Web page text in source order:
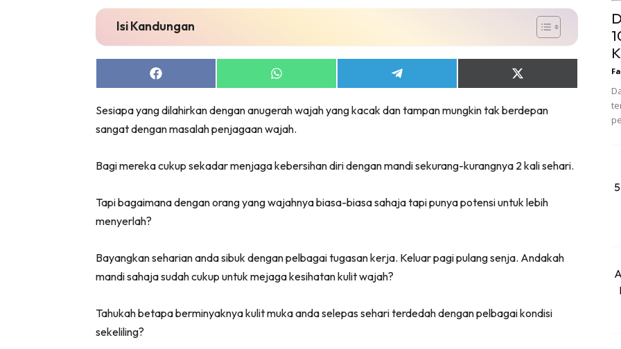
Isi Kandungan
Share
on
Share
on
Share
on
Share
on
(Twitter)
Sesiapa yang dilahirkan dengan anugerah wajah yang kacak dan tampan mungkin tak berdepan
sangat dengan masalah penjagaan wajah.
Bagi mereka cukup sekadar menjaga kebersihan diri dengan mandi sekurang-kurangnya 2 kali sehari.
Tapi bagaimana dengan orang yang wajahnya biasa-biasa sahaja tapi punya potensi untuk lebih
menyerlah?
Bayangkan seharian anda sibuk dengan pelbagai tugasan kerja. Keluar pagi pulang senja. Andakah
mandi sahaja sudah cukup untuk mejaga kesihatan kulit wajah?
Tahukah betapa berminyaknya kulit muka anda selepas sehari terdedah dengan pelbagai kondisi
sekeliling?